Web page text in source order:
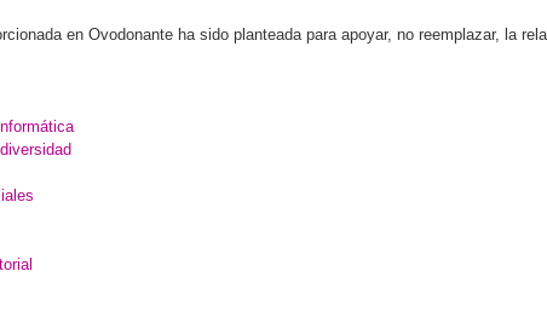
en Ovodonante ha sido planteada para apoyar, no reemplazar, la